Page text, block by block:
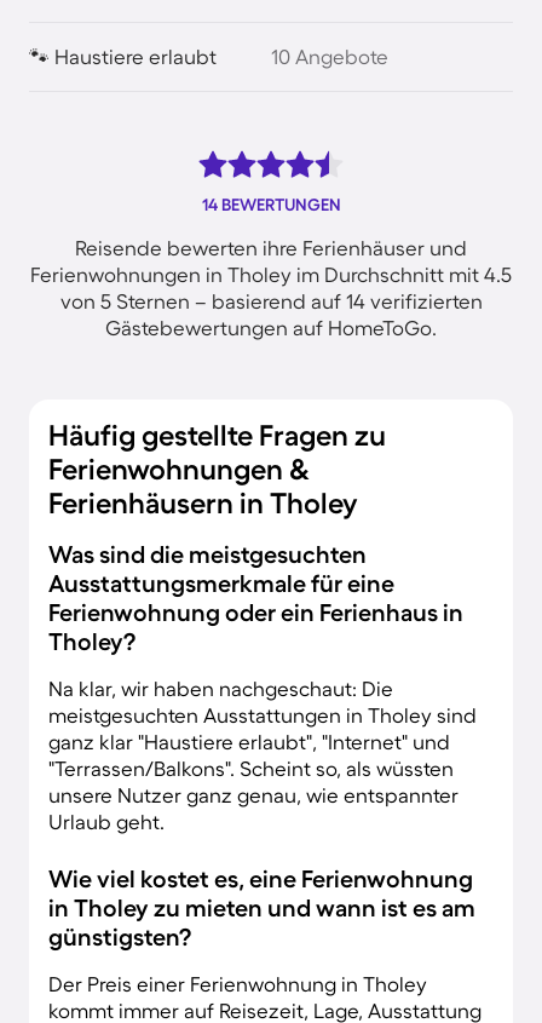
🐾 Haustiere erlaubt 10 Angebote
14 BEWERTUNGEN
Reisende bewerten ihre Ferienhäuser und
Ferienwohnungen in Tholey im Durchschnitt mit 4.5
von 5 Sternen – basierend auf 14 verifizierten
Gästebewertungen auf HomeToGo.
Häufig gestellte Fragen zu
Ferienwohnungen &
Ferienhäusern in Tholey
Was sind die meistgesuchten
Ausstattungsmerkmale für eine
Ferienwohnung oder ein Ferienhaus in
Tholey?
Na klar, wir haben nachgeschaut: Die
meistgesuchten Ausstattungen in Tholey sind
ganz klar "Haustiere erlaubt", "Internet" und
"Terrassen/Balkons". Scheint so, als wüssten
unsere Nutzer ganz genau, wie entspannter
Urlaub geht.
Wie viel kostet es, eine Ferienwohnung
in Tholey zu mieten und wann ist es am
günstigsten?
Der Preis einer Ferienwohnung in Tholey
kommt immer auf Reisezeit, Lage, Ausstattung